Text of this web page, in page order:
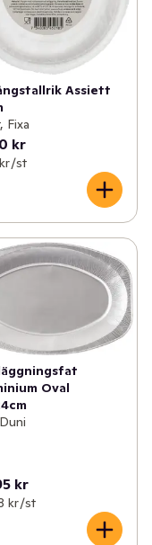
(226)
Assiett
Fixa
kr
/st
Oval
kr
kr /st